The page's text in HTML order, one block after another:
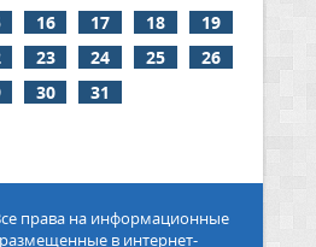
16 17 18
19
23 24 25
26
30 31
права на информационные
в интернет-